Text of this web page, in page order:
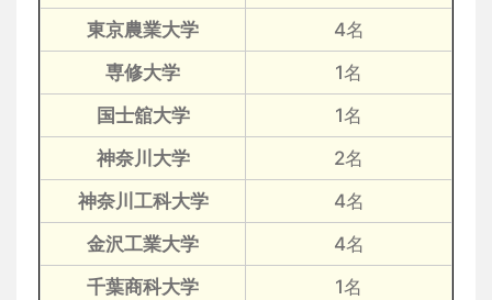
東京農業大学
4名
専修大学
1名
国士舘大学
1名
神奈川大学
2名
神奈川工科大学
4名
金沢工業大学
4名
千葉商科大学
1名